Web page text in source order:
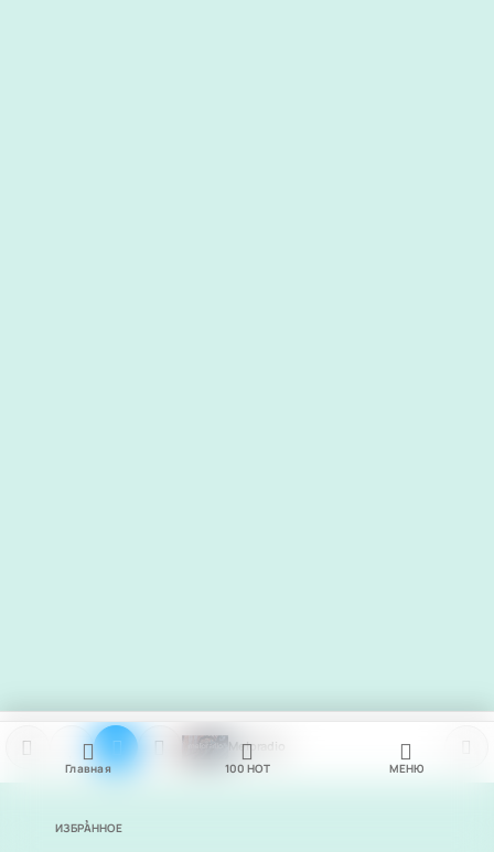
Главная 100 НОТ МЕНЮ
ИЗБРАННОЕ
Meloradio